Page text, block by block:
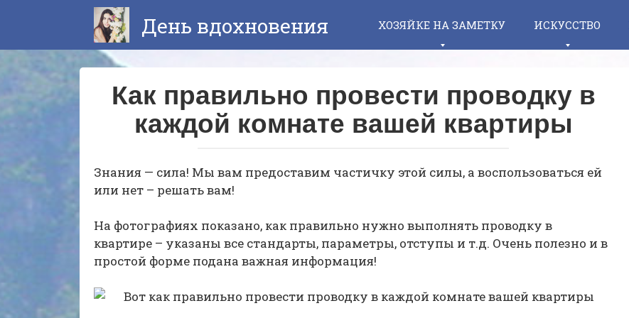
День вдохновения ХОЗЯЙКЕ НА ЗАМЕТКУ ИСКУССТВО
Как правильно провести проводку в
каждой комнате вашей квартиры
Знания — сила! Мы вам предоставим частичку этой силы, а воспользоваться ей
или нет – решать вам!
На фотографиях показано, как правильно нужно выполнять проводку в
квартире – указаны все стандарты, параметры, отступы и т.д. Очень полезно и в
простой форме подана важная информация!